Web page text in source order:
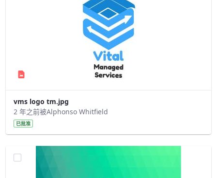
vms logo tm.jpg
2 年之前被Alphonso Whitfield
已批准